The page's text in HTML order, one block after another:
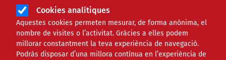
Cookies analítiques
Aquestes cookies permeten mesurar, de forma anònima, el
nombre de visites o l’activitat. Gràcies a elles podem
millorar constantment la teva experiència de navegació.
Podràs disposar d’una millora contínua en l’experiència de